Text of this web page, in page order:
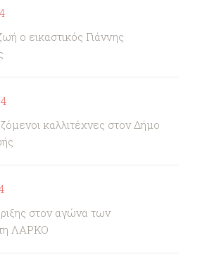
ο εικαστικός Γιάννης
καλλιτέχνες στον Δήμο
στον αγώνα των
ΛΑΡΚΟ